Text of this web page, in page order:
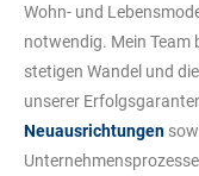
Wohn- und
notwendig. Mein Team
stetigen Wandel und
unserer
Neuausrichtungen